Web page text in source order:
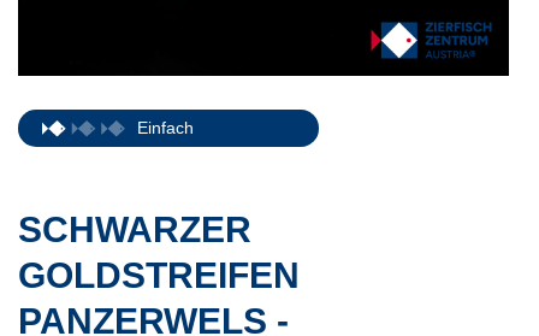
Einfach
SCHWARZER
GOLDSTREIFEN
PANZERWELS -